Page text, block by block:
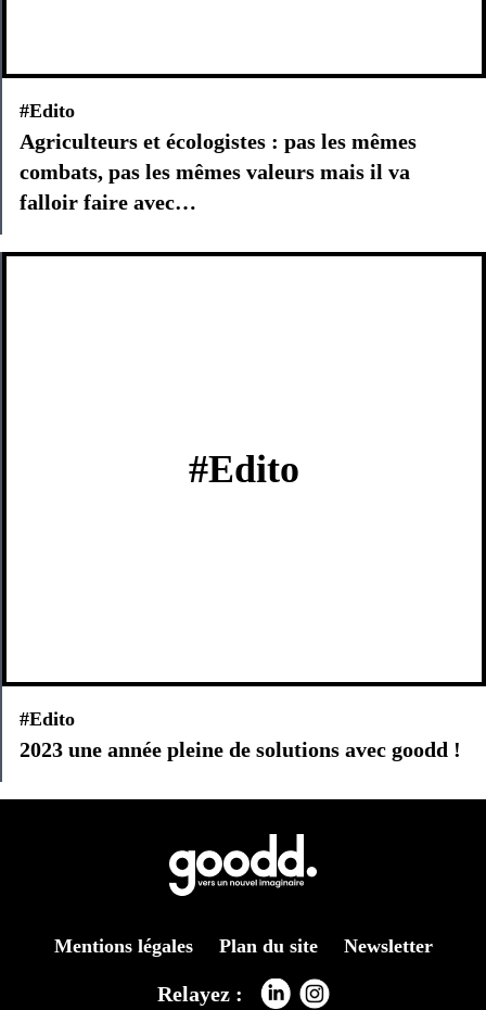
#Edito
Agriculteurs et écologistes : pas les mêmes
combats, pas les mêmes valeurs mais il va
falloir faire avec…
#Edito
#Edito
2023 une année pleine de solutions avec goodd !
Mentions légales Plan du site Newsletter
Relayez :